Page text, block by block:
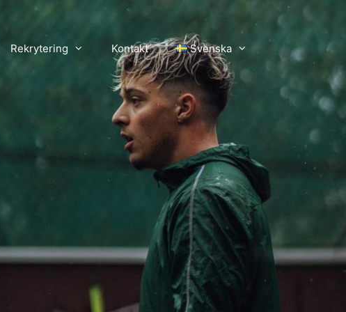
Rekrytering Kontakt Svenska